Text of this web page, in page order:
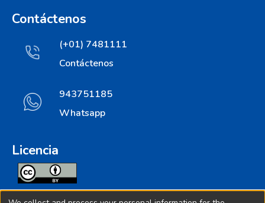
Contáctenos
(+01) 7481111
Contáctenos
943751185
Whatsapp
Licencia
Todos los contenidos de repositorio.ins.gob.pe estan